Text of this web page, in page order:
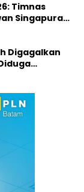
Timnas
Singapura
Digagalkan